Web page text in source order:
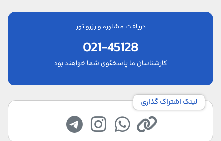
دریافت مشاوره و رزرو تور
021-45128
کارشناسان ما پاسخگوی شما خواهند بود
لینک اشتراک گذاری